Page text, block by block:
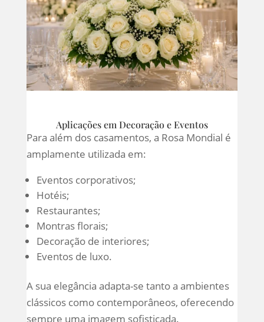
Aplicações em Decoração e Eventos
Para além dos casamentos, a Rosa Mondial é
amplamente utilizada em:
Eventos corporativos;
Hotéis;
Restaurantes;
Montras florais;
Decoração de interiores;
Eventos de luxo.
A sua elegância adapta-se tanto a ambientes
clássicos como contemporâneos, oferecendo
sempre uma imagem sofisticada.